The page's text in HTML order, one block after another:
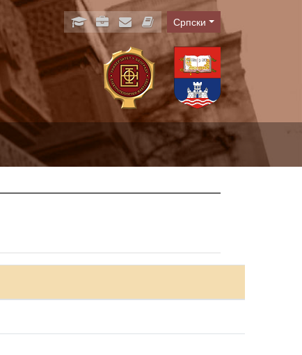
Language
Српски